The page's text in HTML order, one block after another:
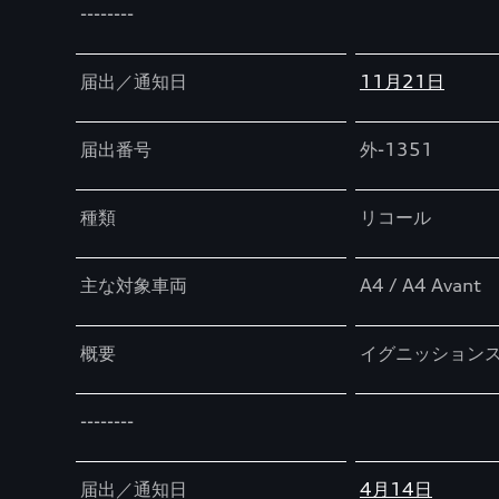
--------
届出／通知日 11月21日
届出番号 外-1351
種類 リコール
主な対象車両 A4 / A4 Avant
概要 イグニッション
--------
届出／通知日 4月14日